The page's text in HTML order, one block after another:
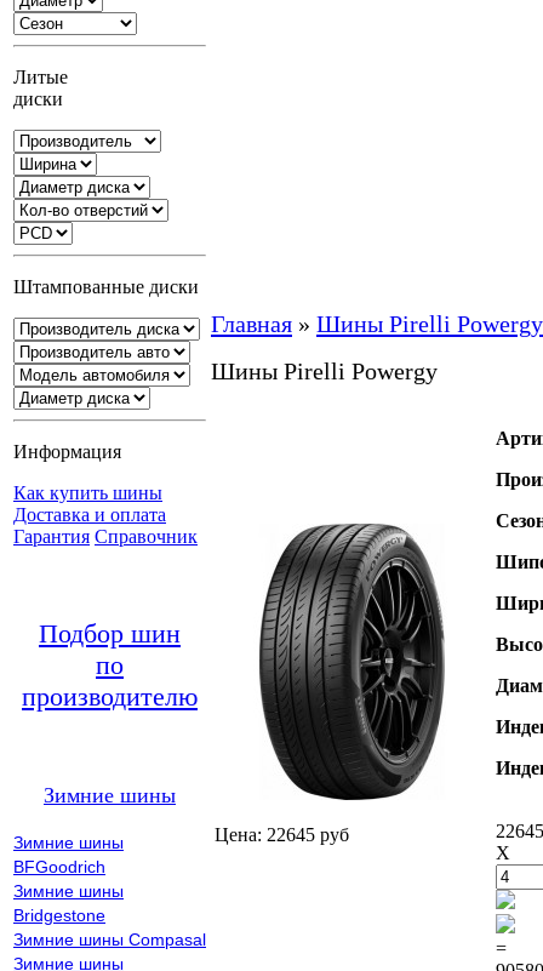
Литые
диски
Штампованные диски
Информация
Как купить шины
Доставка и оплата
Гарантия Справочник
Подбор шин
по
производителю
Зимние шины
Зимние шины
BFGoodrich
Зимние шины
Bridgestone
Зимние шины Compasal
Зимние шины
Главная » Шины Pirelli Powergy
Шины Pirelli Powergy
Цена: 22645 руб
X
=